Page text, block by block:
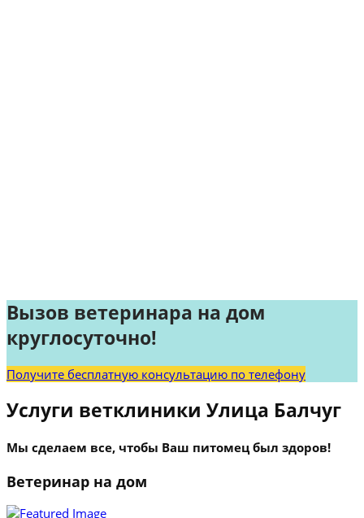
Вызов ветеринара на дом
круглосуточно!
Получите бесплатную консультацию по телефону
Услуги ветклиники Улица Балчуг
Мы сделаем все, чтобы Ваш питомец был здоров!
Ветеринар на дом